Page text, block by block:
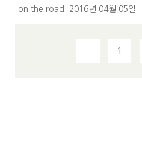
on the road. 2016년 04월 05일
1